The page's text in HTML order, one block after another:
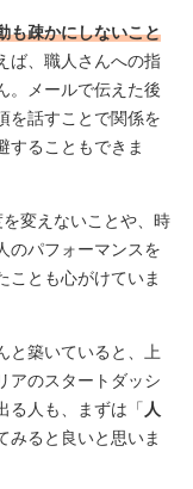
も疎かにしないこと
ば、職人さんへの指
。メールで伝えた後
を話すことで関係を
することもできま
変えないことや、時
のパフォーマンスを
ことも心がけていま
と築いていると、上
アのスタートダッシ
る人も、まずは「 人
みると良いと思いま